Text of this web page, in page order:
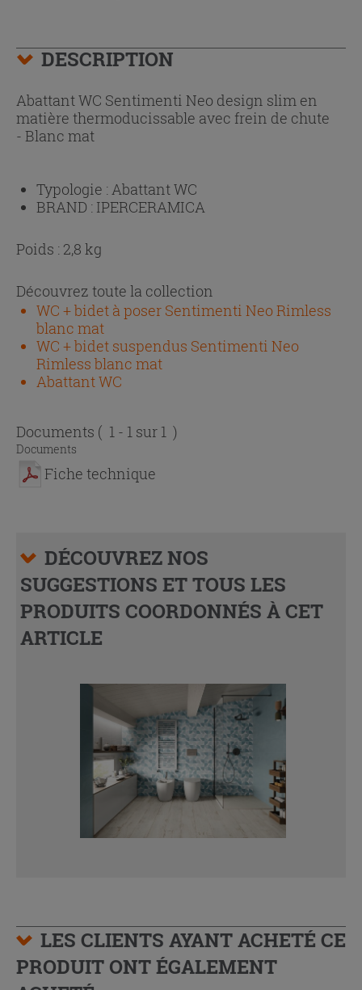
DESCRIPTION
Abattant WC Sentimenti Neo design slim en
matière thermoducissable avec frein de chute
- Blanc mat
Typologie : Abattant WC
BRAND : IPERCERAMICA
Poids : 2,8 kg
Découvrez toute la collection
WC + bidet à poser Sentimenti Neo Rimless
blanc mat
WC + bidet suspendus Sentimenti Neo
Rimless blanc mat
Abattant WC
Documents ( 1 - 1 sur 1 )
Documents
Fiche technique
DÉCOUVREZ NOS
SUGGESTIONS ET TOUS LES
PRODUITS COORDONNÉS À CET
ARTICLE
LES CLIENTS AYANT ACHETÉ CE
PRODUIT ONT ÉGALEMENT